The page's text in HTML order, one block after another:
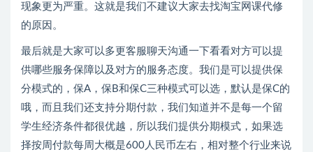
现象更为严重。这就是我们不建议大家去找淘宝网课代修
的原因。
最后就是大家可以多更客服聊天沟通一下看看对方可以提
供哪些服务保障以及对方的服务态度。我们是可以提供保
分模式的，保A，保B和保C三种模式可以选，默认是保C的
哦，而且我们还支持分期付款，我们知道并不是每一个留
学生经济条件都很优越，所以我们提供分期模式，如果选
择按周付款每周大概是600人民币左右，相对整个行业来说